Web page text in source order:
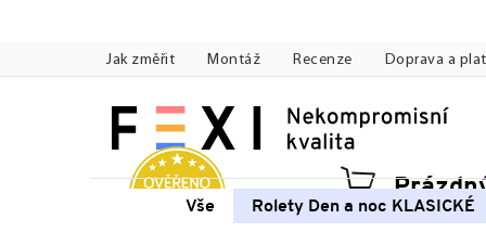
Jak změřit Montáž Recenze Doprava a
Vše Rolety Den a noc KLASICKÉ